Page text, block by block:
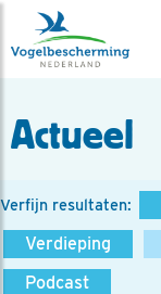
Actueel
Verfijn resultaten:
Verdieping
Podcast